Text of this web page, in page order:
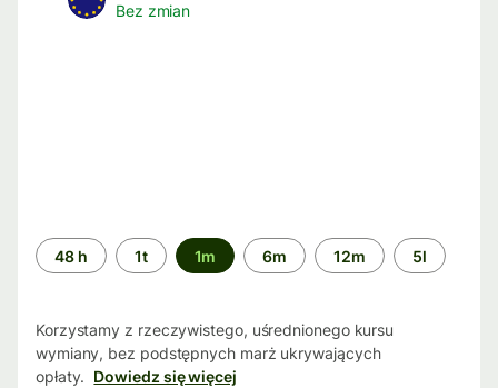
Bez zmian
Przedział
czasu
48 h 1t 1m 6m 12m 5l
Korzystamy z rzeczywistego, uśrednionego kursu
wymiany, bez podstępnych marż ukrywających
opłaty. Dowiedz się więcej